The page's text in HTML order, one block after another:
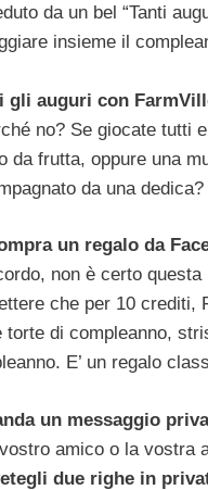
da un bel “Tanti
insieme il
gli auguri con
no? Se giocate tutti
da frutta, oppure una
da una dedica?
un regalo da
non è certo
che per 10 crediti,
torte di compleanno,
E’ un regalo
un messaggio
amico o la vostra
due righe in